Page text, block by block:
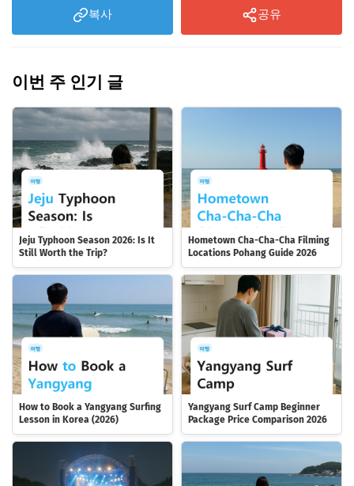
복사 공유
이번 주 인기 글
Jeju Typhoon Season 2026: Is It
Still Worth the Trip?
Hometown Cha-Cha-Cha Filming
Locations Pohang Guide 2026
How to Book a Yangyang Surfing
Lesson in Korea (2026)
Yangyang Surf Camp Beginner
Package Price Comparison 2026